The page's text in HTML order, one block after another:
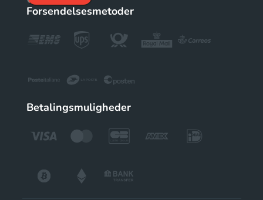
Forsendelsesmetoder
Betalingsmuligheder